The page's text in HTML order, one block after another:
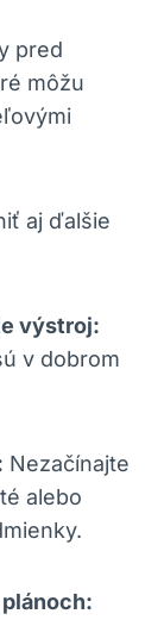
pred
môžu
aj ďalšie
výstroj:
v dobrom
Nezačínajte
alebo